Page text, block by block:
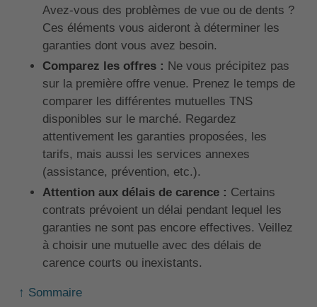
Avez-vous des problèmes de vue ou de dents ?
Ces éléments vous aideront à déterminer les
garanties dont vous avez besoin.
Comparez les offres : Ne vous précipitez pas
sur la première offre venue. Prenez le temps de
comparer les différentes mutuelles TNS
disponibles sur le marché. Regardez
attentivement les garanties proposées, les
tarifs, mais aussi les services annexes
(assistance, prévention, etc.).
Attention aux délais de carence : Certains
contrats prévoient un délai pendant lequel les
garanties ne sont pas encore effectives. Veillez
à choisir une mutuelle avec des délais de
carence courts ou inexistants.
↑ Sommaire